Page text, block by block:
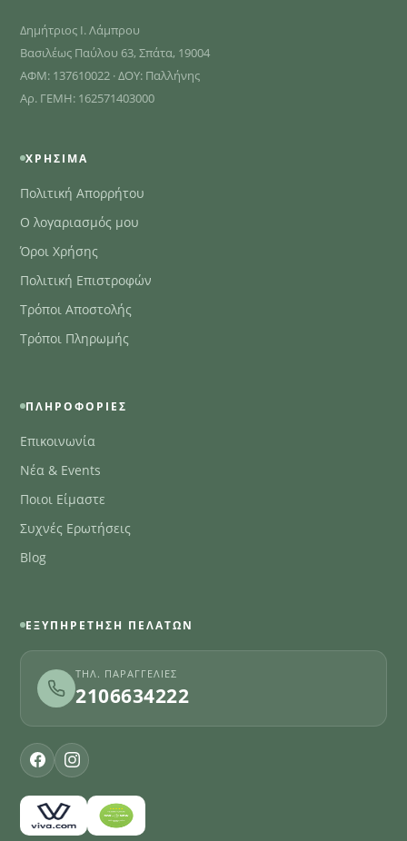
Δημήτριος Ι. Λάμπρου
Βασιλέως Παύλου 63, Σπάτα, 19004
ΑΦΜ: 137610022 · ΔΟΥ: Παλλήνης
Αρ. ΓΕΜΗ: 162571403000
ΧΡΉΣΙΜΑ
Πολιτική Απορρήτου
Ο λογαριασμός μου
Όροι Χρήσης
Πολιτική Επιστροφών
Τρόποι Αποστολής
Τρόποι Πληρωμής
ΠΛΗΡΟΦΟΡΊΕΣ
Επικοινωνία
Νέα & Events
Ποιοι Είμαστε
Συχνές Ερωτήσεις
Blog
ΕΞΥΠΗΡΈΤΗΣΗ ΠΕΛΑΤΏΝ
ΤΗΛ. ΠΑΡΑΓΓΕΛΊΕΣ
2106634222